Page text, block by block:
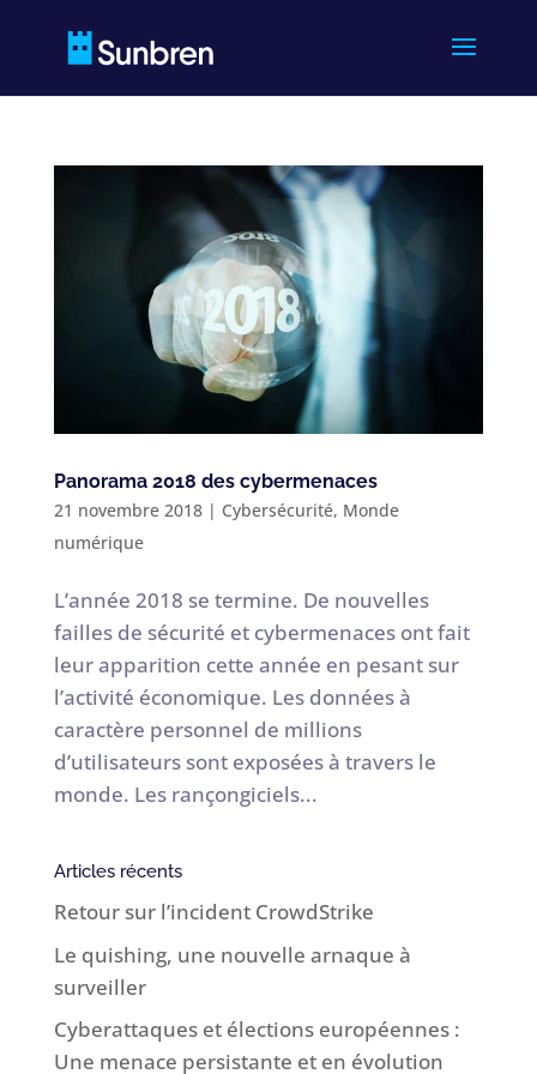
Panorama 2018 des cybermenaces
21 novembre 2018| Cybersécurité, Monde
numérique
L’année 2018 se termine. De nouvelles
failles de sécurité et cybermenaces ont fait
leur apparition cette année en pesant sur
l’activité économique. Les données à
caractère personnel de millions
d’utilisateurs sont exposées à travers le
monde. Les rançongiciels...
Articles récents
Retour sur l’incident CrowdStrike
Le quishing, une nouvelle arnaque à
surveiller
Cyberattaques et élections européennes :
Une menace persistante et en évolution